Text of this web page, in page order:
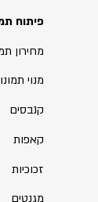
פיתוח
מחירון
מנוי
קנבסים
קאפות
זכוכיות
מגנטים